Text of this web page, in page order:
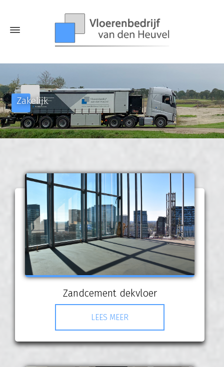
Zakelijk
Zandcement dekvloer
LEES MEER